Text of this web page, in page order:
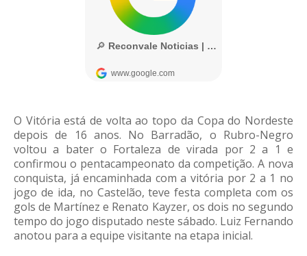
O Vitória está de volta ao topo da Copa do Nordeste
depois de 16 anos. No Barradão, o Rubro-Negro
voltou a bater o Fortaleza de virada por 2 a 1 e
confirmou o pentacampeonato da competição. A nova
conquista, já encaminhada com a vitória por 2 a 1 no
jogo de ida, no Castelão, teve festa completa com os
gols de Martínez e Renato Kayzer, os dois no segundo
tempo do jogo disputado neste sábado. Luiz Fernando
anotou para a equipe visitante na etapa inicial.